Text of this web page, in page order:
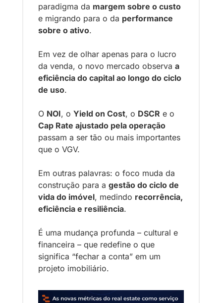
paradigma da margem sobre o custo
e migrando para o da performance
sobre o ativo.
Em vez de olhar apenas para o lucro
da venda, o novo mercado observa a
eficiência do capital ao longo do ciclo
de uso.
O NOI, o Yield on Cost, o DSCR
Cap Rate ajustado pela operação
passam a ser tão ou mais importantes
que o VGV.
Em outras palavras: o foco muda da
construção para a gestão do ciclo de
vida do imóvel, medindo recorrência,
eficiência e resiliência.
É uma mudança profunda – cultural e
financeira – que redefine o que
significa “fechar a conta” em um
projeto imobiliário.